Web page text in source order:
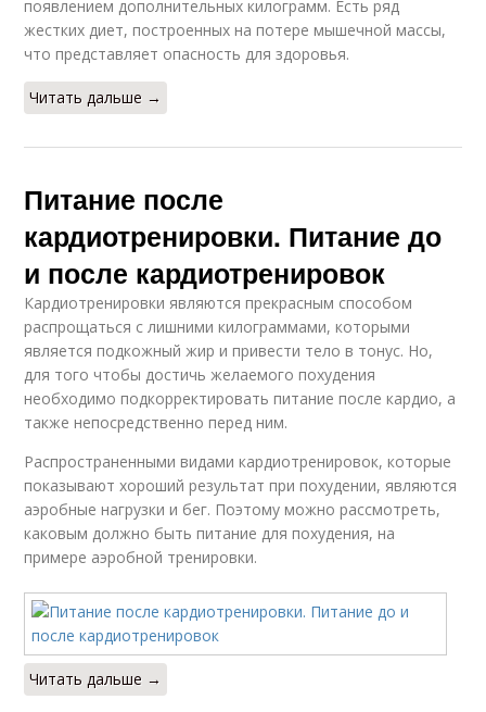
появлением дополнительных килограмм. Есть ряд
жестких диет, построенных на потере мышечной массы,
что представляет опасность для здоровья.
Читать дальше →
Питание после
кардиотренировки. Питание до
и после кардиотренировок
Кардиотренировки являются прекрасным способом
распрощаться с лишними килограммами, которыми
является подкожный жир и привести тело в тонус. Но,
для того чтобы достичь желаемого похудения
необходимо подкорректировать питание после кардио, а
также непосредственно перед ним.
Распространенными видами кардиотренировок, которые
показывают хороший результат при похудении, являются
аэробные нагрузки и бег. Поэтому можно рассмотреть,
каковым должно быть питание для похудения, на
примере аэробной тренировки.
Читать дальше →